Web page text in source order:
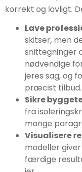
korrekt og lovligt.
Lave
skitser, men
snittegninger
nødvendige
jeres sag, og
præcist tilbud.
Sikre
fra
mange
Visualisere
modeller
færdige